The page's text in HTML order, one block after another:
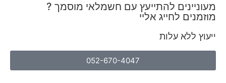
מעוניינים להתייעץ עם חשמלאי מוסמך ?
מוזמנים לחייג אליי
ייעוץ ללא עלות
052-670-4047